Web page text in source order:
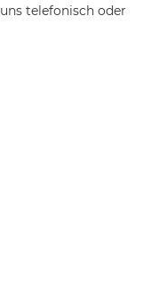
telefonisch oder